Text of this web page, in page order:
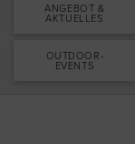
ANGEBOT &
AKTUELLES
OUTDOOR-
EVENTS